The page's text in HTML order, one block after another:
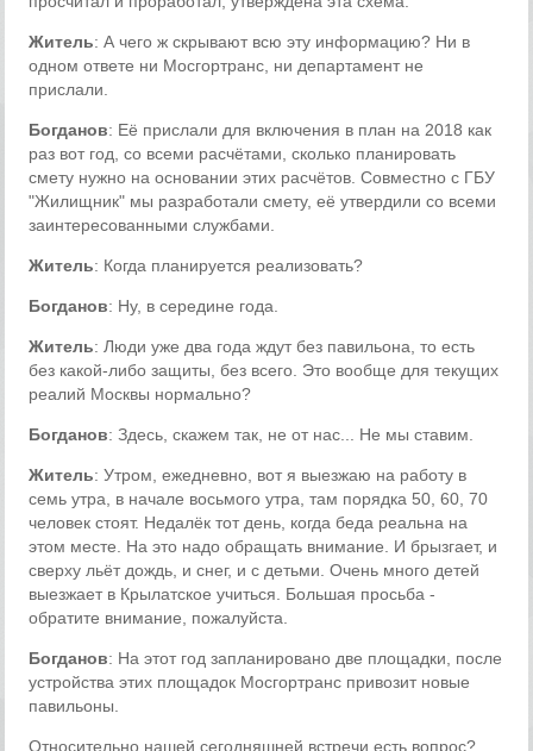
Житель: А чего ж скрывают всю эту информацию? Ни в
одном ответе ни Мосгортранс, ни департамент не
прислали.
Богданов: Её прислали для включения в план на 2018 как
раз вот год, со всеми расчётами, сколько планировать
смету нужно на основании этих расчётов. Совместно с ГБУ
"Жилищник" мы разработали смету, её утвердили со всеми
заинтересованными службами.
Житель: Когда планируется реализовать?
Богданов: Ну, в середине года.
Житель: Люди уже два года ждут без павильона, то есть
без какой-либо защиты, без всего. Это вообще для текущих
реалий Москвы нормально?
Богданов: Здесь, скажем так, не от нас... Не мы ставим.
Житель: Утром, ежедневно, вот я выезжаю на работу в
семь утра, в начале восьмого утра, там порядка 50, 60, 70
человек стоят. Недалёк тот день, когда беда реальна на
этом месте. На это надо обращать внимание. И брызгает, и
сверху льёт дождь, и снег, и с детьми. Очень много детей
выезжает в Крылатское учиться. Большая просьба -
обратите внимание, пожалуйста.
Богданов: На этот год запланировано две площадки, после
устройства этих площадок Мосгортранс привозит новые
павильоны.
Относительно нашей сегодняшней встречи есть вопрос?